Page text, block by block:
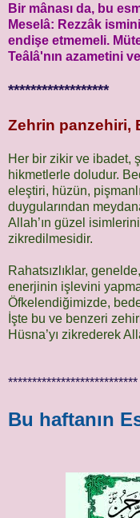
Bir mânası da, bu
Meselâ: Rezzâk
endişe etmemeli.
Teâlâ'nın azametini
******************
Zehrin panzehiri,
Her bir zikir ve ibadet,
hikmetlerle doludur.
eleştiri, hüzün,
duygularından
Allah’ın güzel
zikredilmesidir.
Rahatsızlıklar,
enerjinin işlevini
Öfkelendiğimizde,
İşte bu ve benzeri
Hüsna’yı zikrederek
***************************
Bu haftanın